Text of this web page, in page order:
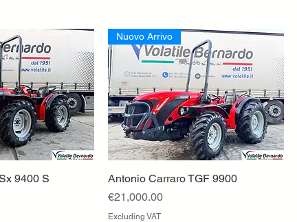
View
9400 S Quick View
Nuovo Arrivo
Antonio Carraro TGF 9900
Price
€21,000.00
Excluding VAT